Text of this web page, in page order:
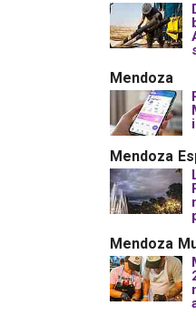
Mendoza
Mendoza
Mendoza